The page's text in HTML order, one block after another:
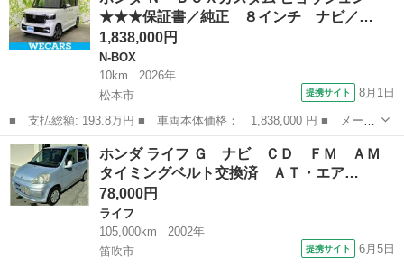
メラ 両側ス...
★★★保証書／純正 ８インチ ナビ／…
1,838,000円
N-BOX
10km
2026年
松本市
提携サイト 8月1日
■ 支払総額: 193.8万円 ■ 車両本体価格： 1,838,000 円 ■ メーカ
ー名： ホンダ ■ 車種名： Ｎ－ＢＯＸカスタム ■ グレード
名： ヒョウジュン ★★★保証書／純正 ８インチ ナビ／両側電
動スライドド...
長野 松本市 N-BOX
ホンダ ライフ Ｇ ナビ ＣＤ ＦＭ ＡＭ
タイミングベルト交換済 ＡＴ・エア…
78,000円
ライフ
105,000km
2002年
笛吹市
提携サイト 6月5日